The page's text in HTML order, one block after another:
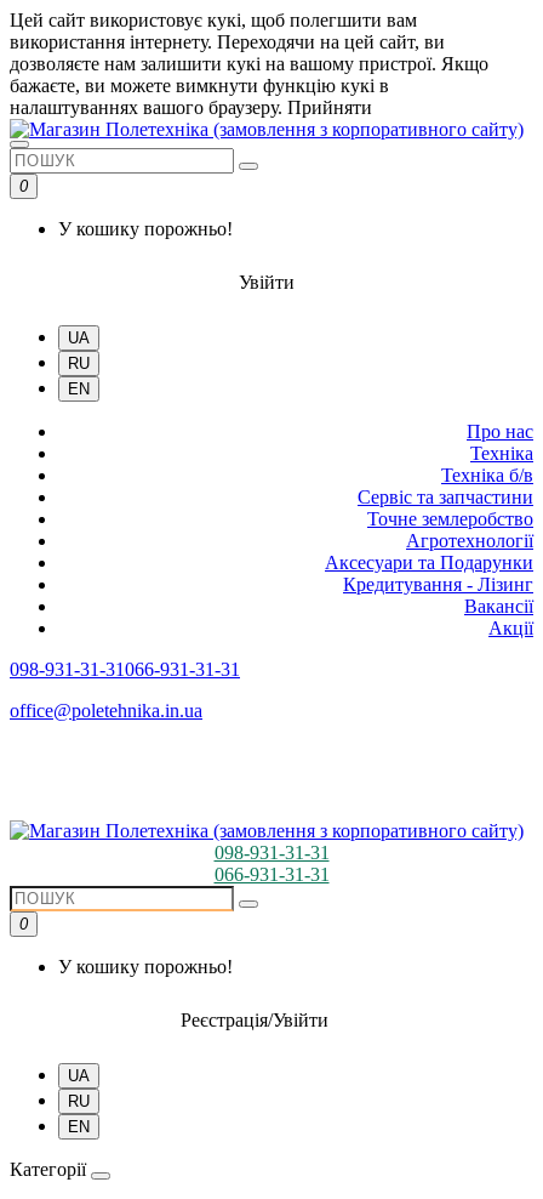
Цей сайт використовує кукі, щоб полегшити вам
використання інтернету. Переходячи на цей сайт, ви
дозволяєте нам залишити кукі на вашому пристрої. Якщо
бажаєте, ви можете вимкнути функцію кукі в
налаштуваннях вашого браузеру. Прийняти
0
У кошику порожньо!
Увійти
UA
RU
EN
Про нас
Техніка
Техніка б/в
Сервіс та запчастини
Точне землеробство
Агротехнології
Аксесуари та Подарунки
Кредитування - Лізинг
Вакансії
Акції
098-931-31-31066-931-31-31
office@poletehnika.in.ua
098-931-31-31
066-931-31-31
0
У кошику порожньо!
Реєстрація/Увійти
UA
RU
EN
Категорії